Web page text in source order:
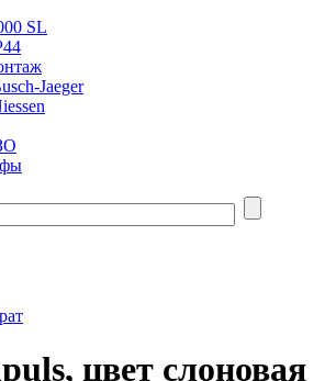
SL
Jaeger
цвет слоновая